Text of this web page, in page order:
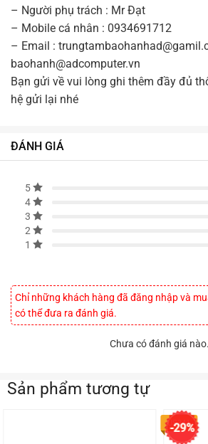
– Người phụ trách : Mr Đạt
– Mobile cá nhân : 0934691712
– Email :
baohanh@adcomputer.vn
Bạn gửi về vui lòng ghi thêm đầy đủ
hệ gửi lại nhé
ĐÁNH GIÁ
5
4
3
2
1
Chỉ những khách hàng đã đăng nhập và
có thể đưa ra đánh giá.
Chưa có đánh giá nào.
Sản phẩm tương tự
US341
-29%